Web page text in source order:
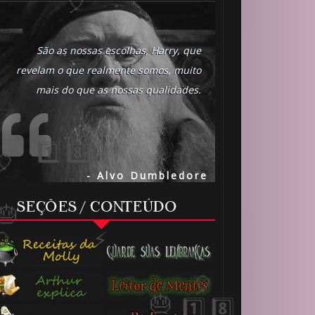
São as nossas escolhas, Harry, que
revelam o que realmente somos, muito
mais do que as nossas qualidades.
- Alvo Dumbledore
SEÇÕES / CONTEÚDO
8️⃣